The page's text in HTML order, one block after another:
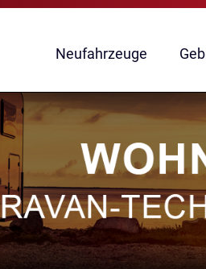
Navigation
überspringen
Neufahrzeuge